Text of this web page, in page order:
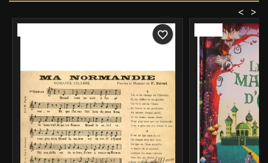
>
<
favorite_border